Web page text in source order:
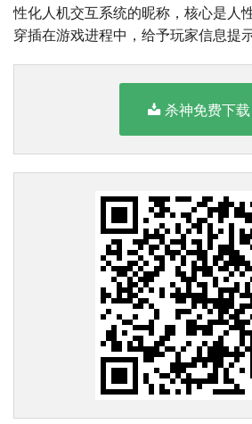
性化人机交互系统的昵称，核心是人
穿插在游戏进程中，给予玩家信息提
杀神免费下载